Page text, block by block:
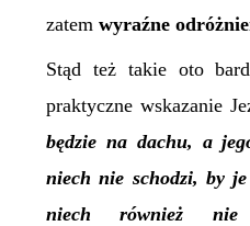
zatem wyraźne
Stąd też takie oto
praktyczne wskazanie
będzie na dachu, a
niech nie schodzi, by
niech również